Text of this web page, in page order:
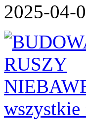
2025-04-
wszystkie